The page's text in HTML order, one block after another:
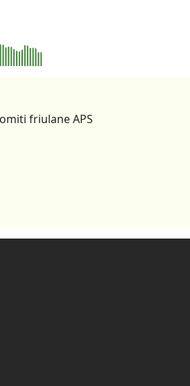
friulane APS